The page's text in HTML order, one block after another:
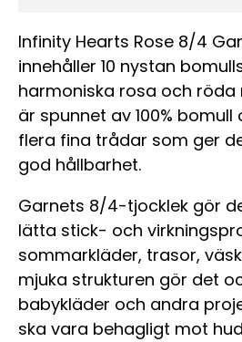
Infinity Hearts Rose 8/4
innehåller 10 nystan
harmoniska rosa och röda
är spunnet av 100%
flera fina trådar som ger
god hållbarhet.
Garnets 8/4-tjocklek gör
lätta stick- och
sommarkläder, trasor,
mjuka strukturen gör det
babykläder och andra
ska vara behagligt mot